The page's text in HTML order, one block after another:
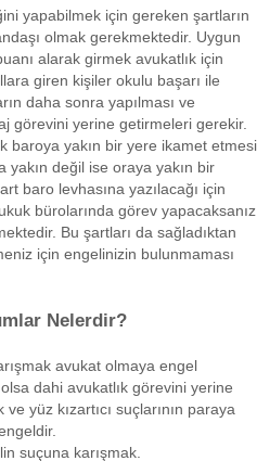
yapabilmek için gereken şartların
olmak gerekmektedir. Uygun
alarak girmek avukatlık için
giren kişiler okulu başarı ile
daha sonra yapılması ve
görevini yerine getirmeleri gerekir.
baroya yakın bir yere ikamet etmesi
değil ise oraya yakın bir
baro levhasına yazılacağı için
bürolarında görev yapacaksanız
Bu şartları da sağladıktan
için engelinizin bulunmaması
Nelerdir?
avukat olmaya engel
dahi avukatlık görevini yerine
yüz kızartıcı suçlarının paraya
suçuna karışmak.